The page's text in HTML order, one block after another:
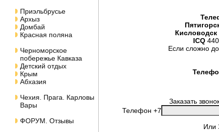
Приэльбрусье
Архыз
Домбай
Красная поляна
Черноморское
побережье Кавказа
Детский отдых
Крым
Абхазия
Чехия. Прага. Карловы
Вары
ФОРУМ. Отзывы
Кисловодск
ICQ
Если сложно
Заказать
Телефон +7